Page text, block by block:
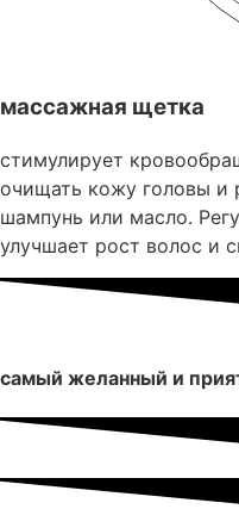
массажная щетка
стимулирует
очищать кожу головы и
шампунь или масло.
улучшает рост волос и
самый желанный и